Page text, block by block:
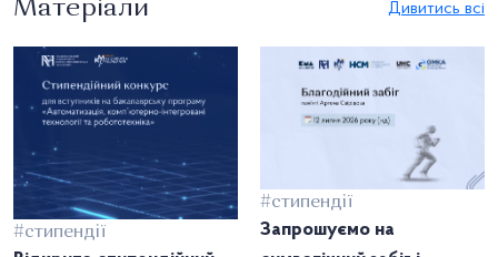
Матеріали Дивитись всі
#стипендії
#стипендії
Запрошуємо на